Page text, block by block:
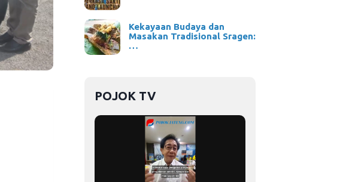
Kekayaan Budaya dan
Masakan Tradisional Sragen:
…
POJOK TV